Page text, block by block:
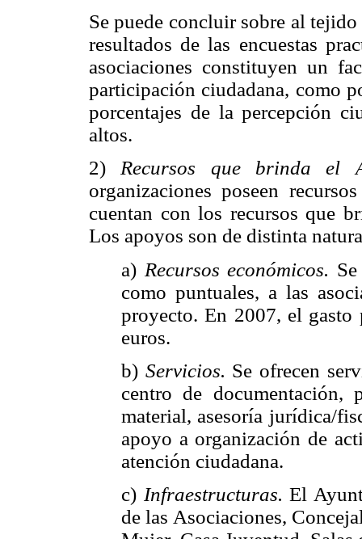
Se puede concluir sobre al
resultados de las encuestas
asociaciones constituyen un
participación ciudadana, como
porcentajes de la percepción
altos.
2) Recursos que brinda el
organizaciones poseen
cuentan con los recursos que
Los apoyos son de distinta
a) Recursos económicos.
como puntuales, a las
proyecto. En 2007, el gasto
euros.
b) Servicios. Se ofrecen
centro de documentación,
material, asesoría jurídica/
apoyo a organización de
atención ciudadana.
c) Infraestructuras. El
de las Asociaciones,